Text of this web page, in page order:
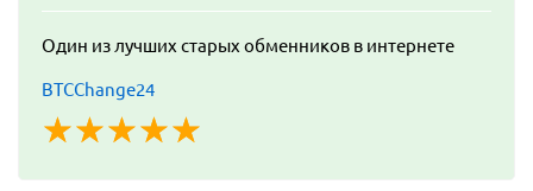
Один из лучших старых обменников в интернете
BTCChange24
☆☆☆☆☆
★★★★★